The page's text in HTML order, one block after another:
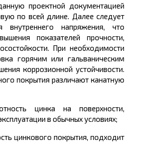
проектной документацией
по всей длине. Далее следует
внутреннего напряжения, что
показателей прочности,
При необходимости
горячим или гальваническим
коррозионной устойчивости.
покрытия различают канатную
цинка на поверхности,
в обычных условиях;
цинкового покрытия, подходит